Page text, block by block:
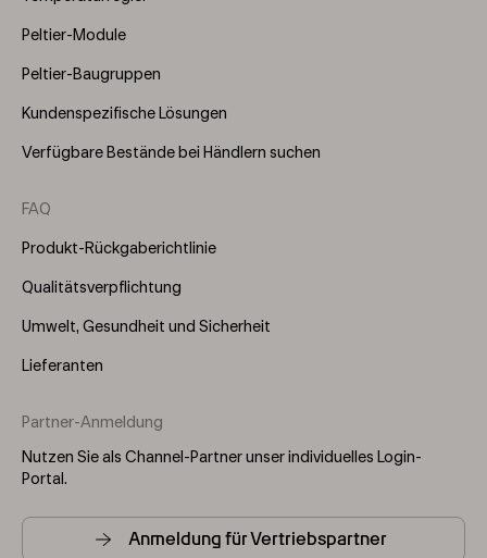
Peltier-Module
Peltier-Baugruppen
Kundenspezifische Lösungen
Verfügbare Bestände bei Händlern suchen
FAQ
Produkt-Rückgaberichtlinie
Qualitätsverpflichtung
Umwelt, Gesundheit und Sicherheit
Lieferanten
Partner-Anmeldung
Nutzen Sie als Channel-Partner unser individuelles Login-
Portal.
Anmeldung für Vertriebspartner